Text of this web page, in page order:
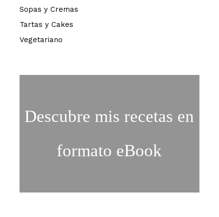
Sopas y Cremas
Tartas y Cakes
Vegetariano
Descubre mis recetas en
formato eBook